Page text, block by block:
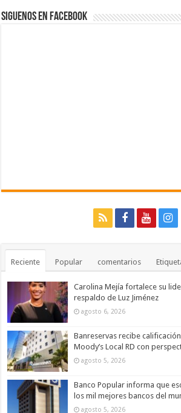
Siguenos en Facebook
Reciente Popular comentarios
Carolina Mejía fortalece su
respaldo de Luz Jiménez
agosto 6, 2026
Banreservas recibe
Moody’s Local RD con
agosto 5, 2026
Banco Popular informa que
los mil mejores bancos del
agosto 5, 2026